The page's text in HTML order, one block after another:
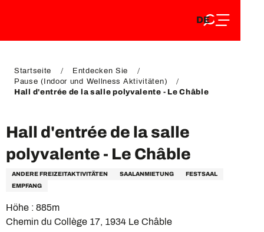
EN
DE
FR
Startseite
Entdecken Sie
Pause (Indoor und Wellness Aktivitäten)
Hall d'entrée de la salle polyvalente - Le Châble
Hall d'entrée de la salle
polyvalente - Le Châble
ANDERE FREIZEITAKTIVITÄTEN SAALANMIETUNG
FESTSAAL
EMPFANG
Höhe : 885m
Chemin du Collège 17, 1934 Le Châble